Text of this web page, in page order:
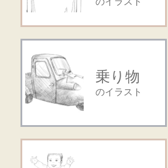
乗り物
のイラスト